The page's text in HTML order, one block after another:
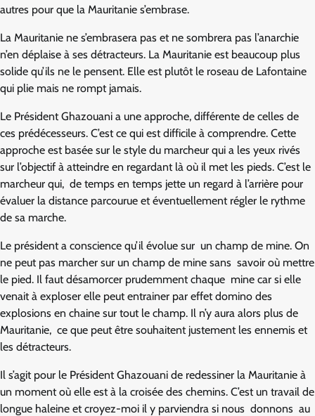
autres pour que la Mauritanie s’embrase.
La Mauritanie ne s’embrasera pas et ne sombrera pas l’anarchie
n’en déplaise à ses détracteurs. La Mauritanie est beaucoup plus
solide qu’ils ne le pensent. Elle est plutôt le roseau de Lafontaine
qui plie mais ne rompt jamais.
Le Président Ghazouani a une approche, différente de celles de
ces prédécesseurs. C’est ce qui est difficile à comprendre. Cette
approche est basée sur le style du marcheur qui a les yeux rivés
sur l’objectif à atteindre en regardant là où il met les pieds. C’est le
marcheur qui, de temps en temps jette un regard à l’arrière pour
évaluer la distance parcourue et éventuellement régler le rythme
de sa marche.
Le président a conscience qu’il évolue sur un champ de mine. On
ne peut pas marcher sur un champ de mine sans savoir où mettre
le pied. Il faut désamorcer prudemment chaque mine car si elle
venait à exploser elle peut entrainer par effet domino des
explosions en chaine sur tout le champ. Il n’y aura alors plus de
Mauritanie, ce que peut être souhaitent justement les ennemis et
les détracteurs.
Il s’agit pour le Président Ghazouani de redessiner la Mauritanie à
un moment où elle est à la croisée des chemins. C’est un travail de
longue haleine et croyez-moi il y parviendra si nous donnons au